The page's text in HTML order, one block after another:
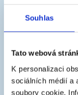
Souhlas
Tato webová
K personalizaci
sociálních médií a
soubory cookie.